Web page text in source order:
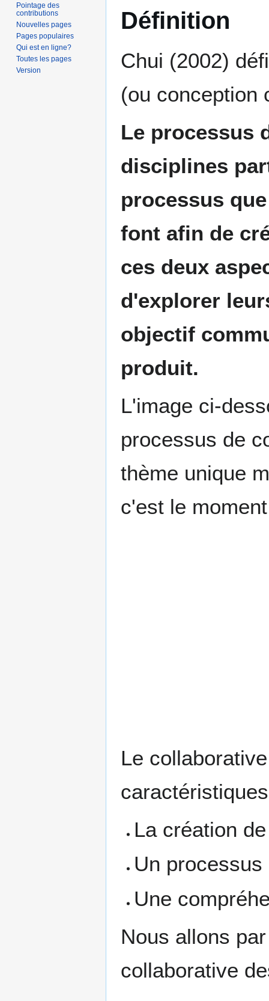
Définition
Chui (2002)
(ou conception
Le processus
disciplines
processus
font afin de
ces deux
d'explorer
objectif
produit.
L'image ci-
processus de
thème unique
c'est le
Le
La création
Un
Une
Nous allons
collaborative
Pointage des
contributions
Nouvelles pages
Pages populaires
Qui est en ligne?
Toutes les pages
Version